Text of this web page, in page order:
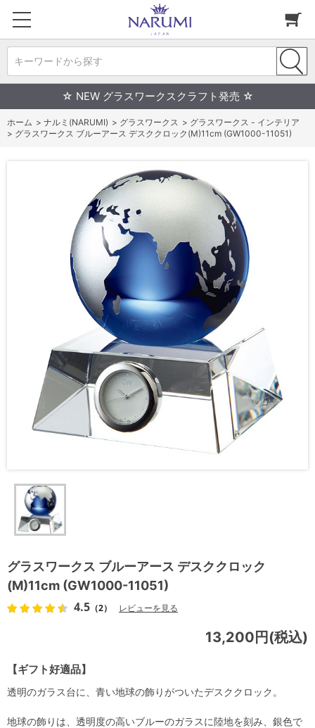
キーワードから探す
☆ NEW グラスワークスクラフト発売 ☆
ホーム > ナルミ(NARUMI) > グラスワークス > グラスワークス - インテリア
> グラスワークス ブルーアース デスククロック(M)11cm (GW1000-11051)
グラスワークス ブルーアース デスククロック
(M)11cm (GW1000-11051)
4.5 （2） レビューを見る
【ギフト好適品】
13,200円(税込)
透明のガラス台に、青い地球の飾りがついたデスククロック。
地球の飾りは、透明度の高いブルーのガラスに陸地を刻み、銀色で